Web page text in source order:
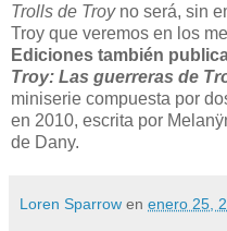
Trolls de Troyno será, sin
Troy que veremos en los
Ediciones también
Troy: Las guerreras de
miniserie compuesta por
en 2010, escrita por
de Dany.
Loren Sparrow en enero 25,